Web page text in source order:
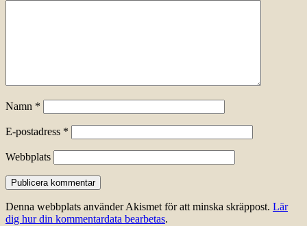
Namn *
E-postadress *
Webbplats
Denna webbplats använder Akismet för att minska skräppost. Lär
dig hur din kommentardata bearbetas.